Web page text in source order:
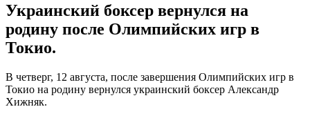
Украинский боксер вернулся на
родину после Олимпийских игр в
Токио.
В четверг, 12 августа, после завершения Олимпийских игр в
Токио на родину вернулся украинский боксер Александр
Хижняк.